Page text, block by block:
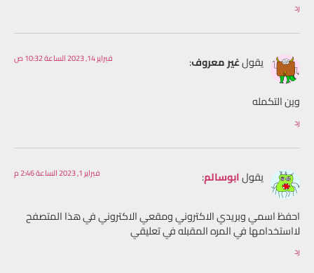
رد
يقولغير معروف: فبراير 14, 2023 الساعة 10:32 ص
وين التكمله
رد
يقولابوسالم: فبراير 1, 2023 الساعة 2:46 م
احفظ اسمي وبريدي الاكتروني ومقعي الاكتروني في هذا المتصفح
لااستخدامها في المره المقبله في تعليقي
رد